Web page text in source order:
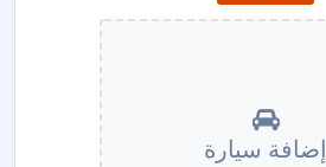
إضافة سيارة